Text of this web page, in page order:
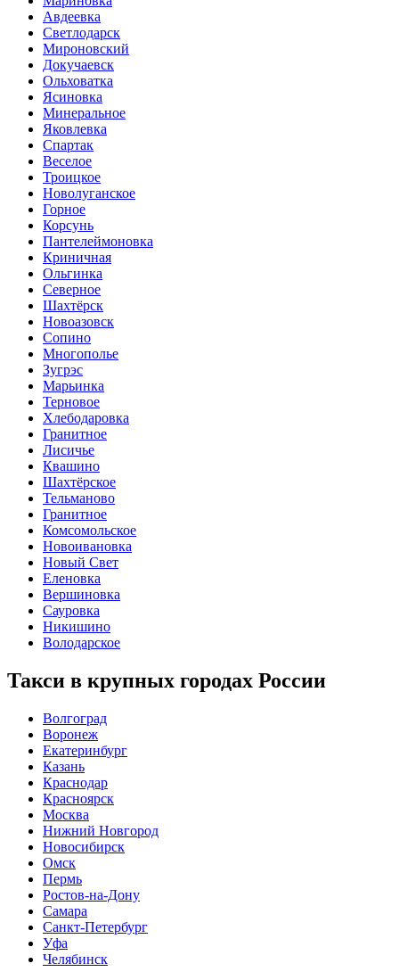
Авдеевка
Светлодарск
Мироновский
Докучаевск
Ольховатка
Ясиновка
Минеральное
Яковлевка
Спартак
Веселое
Троицкое
Новолуганское
Горное
Корсунь
Пантелеймоновка
Криничная
Ольгинка
Cеверное
Шахтёрск
Новоазовск
Сопино
Многополье
Зугрэс
Марьинка
Терновое
Хлебодаровка
Гранитное
Лисичье
Квашино
Шахтёрское
Тельманово
Гранитное
Комсомольское
Новоивановка
Новый Свет
Еленовка
Вершиновка
Сауровка
Никишино
Володарское
Такси в крупных городах России
Волгоград
Воронеж
Екатеринбург
Казань
Краснодар
Красноярск
Москва
Нижний Новгород
Новосибирск
Омск
Пермь
Ростов-на-Дону
Самара
Санкт-Петербург
Уфа
Челябинск